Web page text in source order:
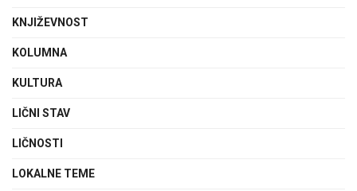
KNJIŽEVNOST
KOLUMNA
KULTURA
LIČNI STAV
LIČNOSTI
LOKALNE TEME